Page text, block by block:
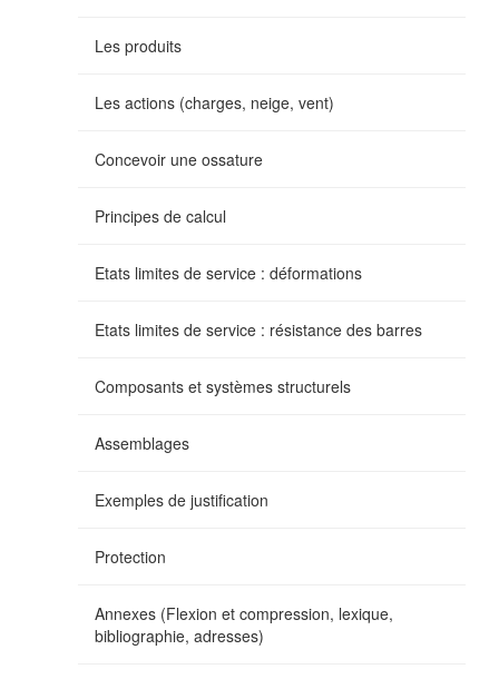
Les produits
Les actions (charges, neige, vent)
Concevoir une ossature
Principes de calcul
Etats limites de service : déformations
Etats limites de service : résistance des barres
Composants et systèmes structurels
Assemblages
Exemples de justification
Protection
Annexes (Flexion et compression, lexique,
bibliographie, adresses)